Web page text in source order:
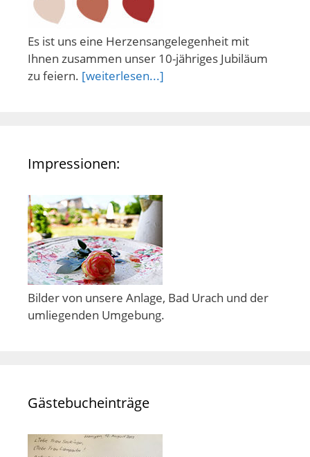
Es ist uns eine Herzensangelegenheit mit
Ihnen zusammen unser 10-jähriges Jubiläum
zu feiern. [weiterlesen...]
Impressionen:
Bilder von unsere Anlage, Bad Urach und der
umliegenden Umgebung.
Gästebucheinträge